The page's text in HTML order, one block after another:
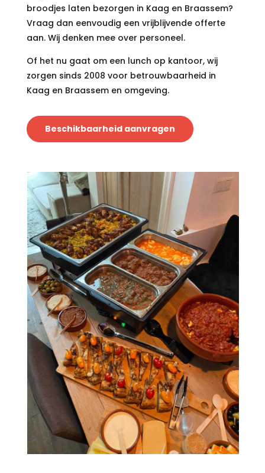
broodjes laten bezorgen in Kaag en Braassem?
Vraag dan eenvoudig een vrijblijvende offerte
aan. Wij denken mee over personeel.
Of het nu gaat om een lunch op kantoor, wij
zorgen sinds 2008 voor betrouwbaarheid in
Kaag en Braassem en omgeving.
Beschikbaarheid aanvragen